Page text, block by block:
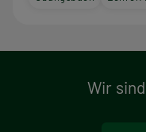
Wir